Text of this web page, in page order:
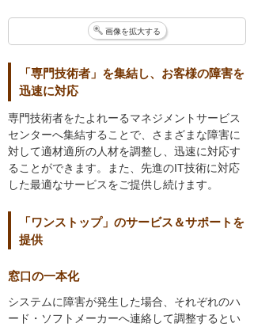
画像を拡大する
「専門技術者」を集結し、お客様の障害を
迅速に対応
専門技術者をたよれーるマネジメントサービス
センターへ集結することで、さまざまな障害に
対して適材適所の人材を調整し、迅速に対応す
ることができます。また、先進のIT技術に対応
した最適なサービスをご提供し続けます。
「ワンストップ」のサービス＆サポートを
提供
窓口の一本化
システムに障害が発生した場合、それぞれのハ
ード・ソフトメーカーへ連絡して調整するとい